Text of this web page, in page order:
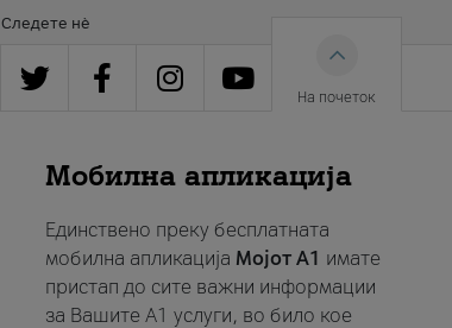
Следете нè
На почеток
Мобилна апликација
Единствено преку бесплатната
мобилна апликација Мојот A1 имате
пристап до сите важни информации
за Вашите A1 услуги, во било кое